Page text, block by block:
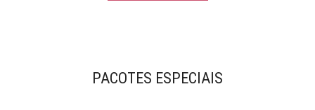
PACOTES ESPECIAIS